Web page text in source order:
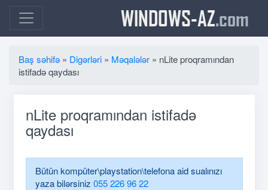
WINDOWS-AZ.com
Baş səhifə » Digərləri » Məqalələr » nLite proqramından
istifadə qaydası
nLite proqramından istifadə
qaydası
Bütün kompüter\playstation\telefona aid sualınızı
yaza bilərsiniz 055 226 96 22